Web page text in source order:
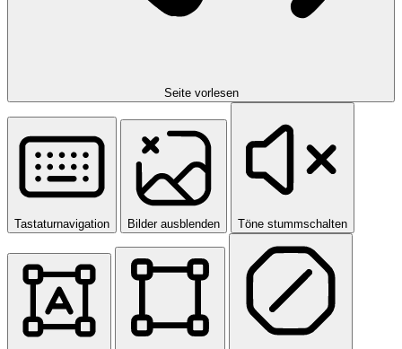
Seite vorlesen
Tastaturnavigation Bilder ausblenden Töne stummschalten